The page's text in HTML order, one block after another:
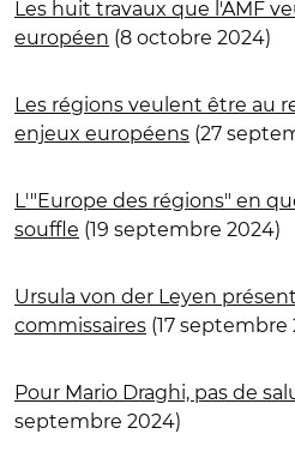
Les huit travaux que l'AMF
européen (8 octobre 2024)
Les régions veulent être au
enjeux européens (27
L'"Europe des régions" en
souffle (19 septembre 2024)
Ursula von der Leyen
commissaires (17 septembre
Pour Mario Draghi, pas de
septembre 2024)